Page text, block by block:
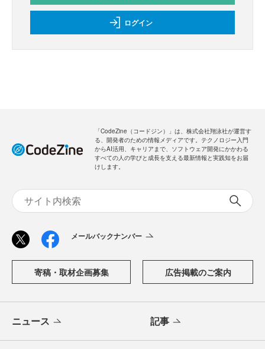
ログイン
「CodeZine（コードジン）」は、株式会社翔泳社が運営す
る、開発者のための情報メディアです。テクノロジー入門
からAI活用、キャリアまで、ソフトウェア開発にかかわる
すべての人の学びと成長を支える最新情報と実践知をお届
けします。
メールバックナンバー
寄稿・取材企画募集 広告掲載のご案内
ニュース 記事